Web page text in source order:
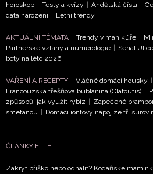
horoskop
Testy a kvízy Andělská čísla
data narození
Letní trendy
AKTUÁLNÍ TÉMATA Trendy v manikúře
Partnerské vztahy a numerologie
Seriál Ulice
boty na léto 2026
VAŘENÍ A RECEPTY Vláčné domácí housky
Francouzská třešňová bublanina (Clafoutis)
způsobů, jak využít rybíz
Zapečené
smetanou
Domácí iontový nápoj ze tří
ČLÁNKY ELLE
Zakrýt bříško nebo odhalit? Kodaňské